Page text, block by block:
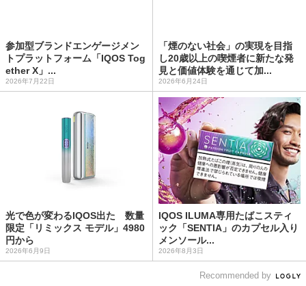
参加型ブランドエンゲージメン
トプラットフォーム「IQOS Tog
ether X」...
2026年7月22日
「煙のない社会」の実現を目指
し20歳以上の喫煙者に新たな発
見と価値体験を通じて加...
2026年6月24日
光で色が変わるIQOS出た 数量
限定「リミックス モデル」4980
円から
2026年6月9日
IQOS ILUMA専用たばこスティ
ック「SENTIA」のカプセル入り
メンソール...
2026年8月3日
Recommended by